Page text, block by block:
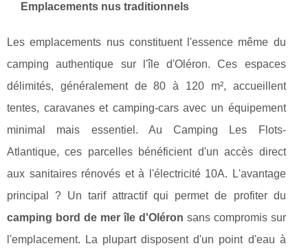
Emplacements nus traditionnels
Les emplacements nus constituent l'essence même du
camping authentique sur l'île d'Oléron. Ces espaces
délimités, généralement de 80 à 120 m², accueillent
tentes, caravanes et camping-cars avec un équipement
minimal mais essentiel. Au Camping Les Flots-
Atlantique, ces parcelles bénéficient d'un accès direct
aux sanitaires rénovés et à l'électricité 10A. L'avantage
principal ? Un tarif attractif qui permet de profiter du
camping bord de mer île d'Oléron sans compromis sur
l'emplacement. La plupart disposent d'un point d'eau à